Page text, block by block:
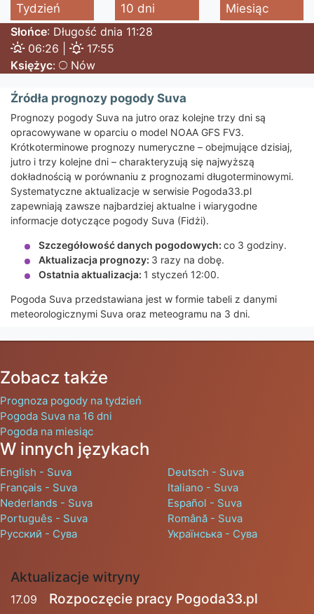
Tydzień 10 dni
Miesiąc
Słońce: Długość dnia 11:28
06:26 |
17:55
Księżyc: Nów
Źródła prognozy pogody Suva
Prognozy pogody Suva na jutro oraz kolejne trzy dni są
opracowywane w oparciu o model NOAA GFS FV3.
Krótkoterminowe prognozy numeryczne – obejmujące dzisiaj,
jutro i trzy kolejne dni – charakteryzują się najwyższą
dokładnością w porównaniu z prognozami długoterminowymi.
Systematyczne aktualizacje w serwisie Pogoda33.pl
zapewniają zawsze najbardziej aktualne i wiarygodne
informacje dotyczące pogody Suva (Fidżi).
Szczegółowość danych pogodowych: co 3 godziny.
Aktualizacja prognozy: 3 razy na dobę.
Ostatnia aktualizacja: 1 styczeń 12:00.
Pogoda Suva przedstawiana jest w formie tabeli z danymi
meteorologicznymi Suva oraz meteogramu na 3 dni.
Zobacz także
Prognoza pogody na tydzień
Pogoda Suva na 16 dni
Pogoda na miesiąc
W innych językach
English - Suva
Deutsch - Suva
Français - Suva
Italiano - Suva
Nederlands - Suva
Español - Suva
Português - Suva
Română - Suva
Русский - Сува
Українська - Сува
Aktualizacje witryny
17.09 Rozpoczęcie pracy Pogoda33.pl